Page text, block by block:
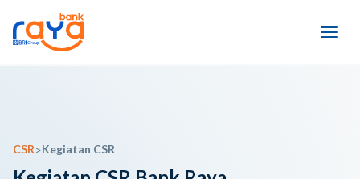
CSR>Kegiatan CSR